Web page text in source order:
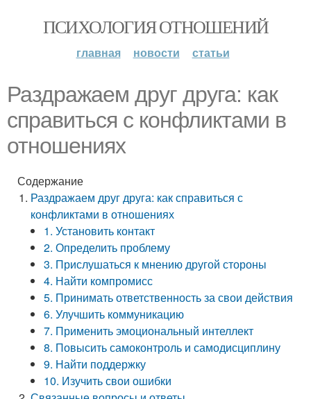
ПСИХОЛОГИЯ ОТНОШЕНИЙ
главная новости статьи
Раздражаем друг друга: как
справиться с конфликтами в
отношениях
Содержание
Раздражаем друг друга: как справиться с
конфликтами в отношениях
1. Установить контакт
2. Определить проблему
3. Прислушаться к мнению другой стороны
4. Найти компромисс
5. Принимать ответственность за свои действия
6. Улучшить коммуникацию
7. Применить эмоциональный интеллект
8. Повысить самоконтроль и самодисциплину
9. Найти поддержку
10. Изучить свои ошибки